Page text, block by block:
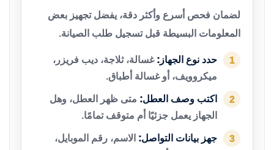
لضمان فحص أسرع وأكثر دقة، يفضل تجهيز بعض
المعلومات البسيطة قبل تسجيل طلب الصيانة.
1 حدد نوع الجهاز: غسالة، ثلاجة، ديب فريزر،
ميكروويف، أو غسالة أطباق.
2 اكتب وصف العطل: متى ظهر العطل، وهل
الجهاز يعمل جزئيًا أم متوقف تمامًا.
3 جهز بيانات التواصل: الاسم، رقم الموبايل،